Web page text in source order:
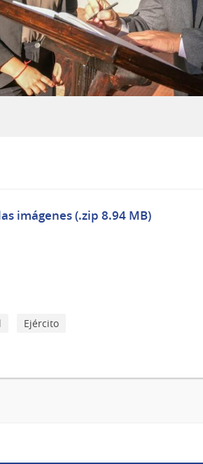
imágenes (.zip 8.94 MB)
Ejército